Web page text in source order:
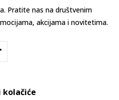
Pratite nas na društvenim
akcijama i novitetima.